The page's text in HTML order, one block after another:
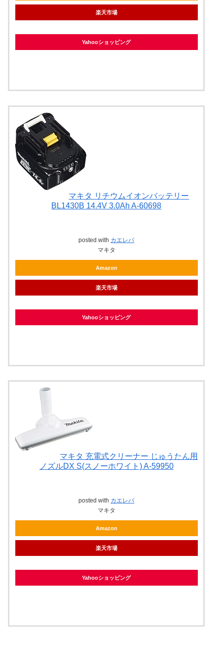
楽天市場
Yahooショッピング
マキタ リチウムイオンバッテリー
BL1430B 14.4V 3.0Ah A-60698
posted with カエレバ
マキタ
Amazon
楽天市場
Yahooショッピング
マキタ 充電式クリーナー じゅうたん用
ノズルDX S(スノーホワイト) A-59950
posted with カエレバ
マキタ
Amazon
楽天市場
Yahooショッピング